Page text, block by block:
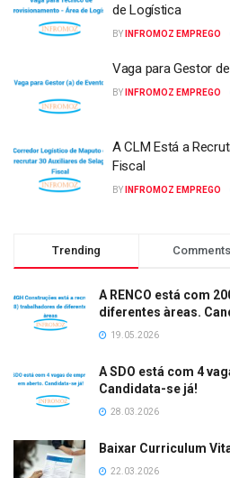
de Logística
BY INFROMOZ EMPREGO
Vaga para Gestor
BY INFROMOZ EMPREGO
A CLM Está a
Fiscal
BY INFROMOZ EMPREGO
Trending Comments
A RENCO está com
diferentes àreas.
19.05.2026
A SDO está com 4
Candidata-se já!
28.03.2026
Baixar Curriculum
22.03.2026